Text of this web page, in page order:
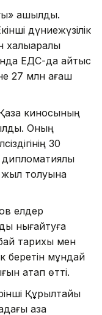
ашылды.
дүниежүзілік
халықаралық
ЕДС-да қайтыс
27 млн ағаш
киносының
Оның
30
жыл толуына
елдер
нығайтуға
бай тарихы мен
беретін мұндай
атап өтті.
Құрылтайы
қазақ